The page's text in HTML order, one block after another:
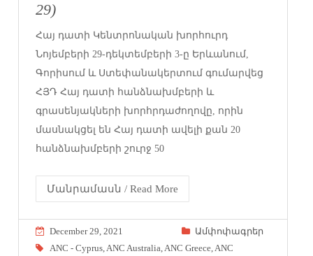
29)
Հայ դատի Կենտրոնական խորհուրդ
Նոյեմբերի 29-դեկտեմբերի 3-ը Երևանում,
Գորիսում և Ստեփանակերտում գումարվեց
ՀՅԴ Հայ դատի հանձնախմբերի և
գրասենյակների խորհրդաժողովը, որին
մասնակցել են Հայ դատի ավելի քան 20
հանձնախմբերի շուրջ 50
Մանրամասն / Read More
December 29, 2021
Ամփոփագրեր
ANC - Cyprus ANC Australia ANC Greece ANC